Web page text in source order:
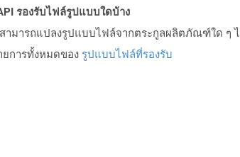
รองรับไฟล์รูปแบบใดบ้าง
ามารถแปลงรูปแบบไฟล์จากตระกูลผลิตภัณฑ์ใด ๆ ไ
การทั้งหมดของ รูปแบบไฟล์ที่รองรับ